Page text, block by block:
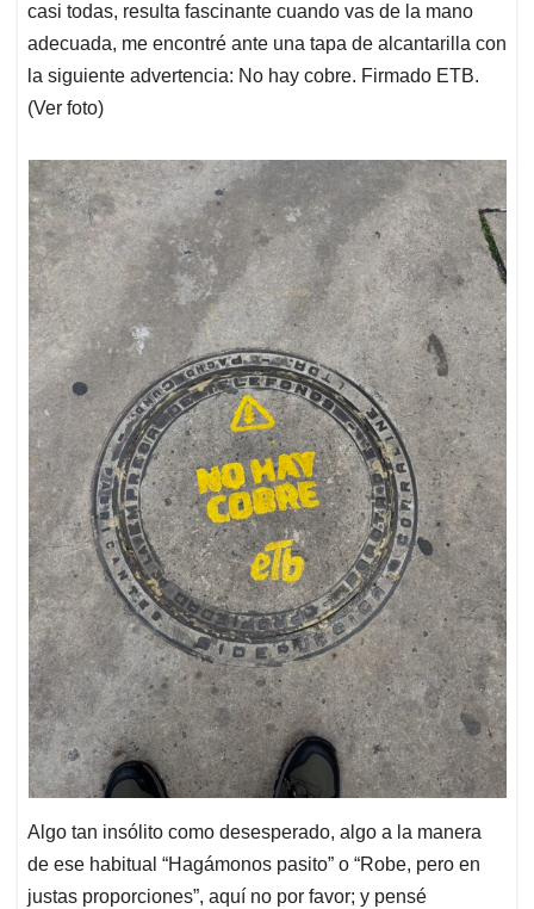
A
p
p
o
o
k
d
I
n
d
s
casi todas, resulta fascinante cuando vas de la mano
adecuada, me encontré ante una tapa de alcantarilla con
la siguiente advertencia: No hay cobre. Firmado ETB.
(Ver foto)
Algo tan insólito como desesperado, algo a la manera
de ese habitual “Hagámonos pasito” o “Robe, pero en
justas proporciones”, aquí no por favor; y pensé